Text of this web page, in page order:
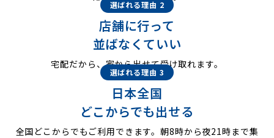
選ばれる理由 2
店舗に行って
並ばなくていい
宅配だから、家から出せて受け取れます。
選ばれる理由 3
日本全国
どこからでも出せる
全国どこからでもご利用できます。朝8時から夜21時まで集